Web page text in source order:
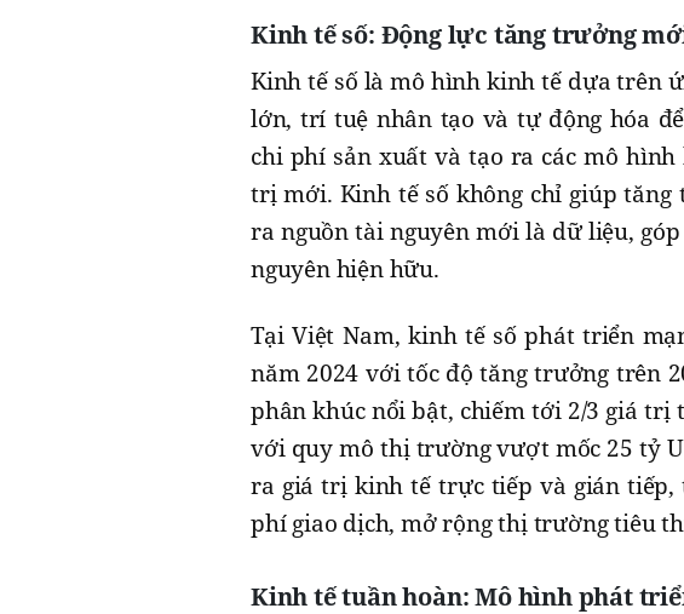
Kinh tế số: Động lực tăng trưởng
Kinh tế số là mô hình kinh tế dựa trên
lớn, trí tuệ nhân tạo và tự động hóa
chi phí sản xuất và tạo ra các mô
trị mới. Kinh tế số không chỉ giúp tăng
ra nguồn tài nguyên mới là dữ liệu,
nguyên hiện hữu.
Tại Việt Nam, kinh tế số phát triển
năm 2024 với tốc độ tăng trưởng trên
phân khúc nổi bật, chiếm tới 2/3 giá trị
với quy mô thị trường vượt mốc 25 tỷ
ra giá trị kinh tế trực tiếp và gián tiếp,
phí giao dịch, mở rộng thị trường tiêu
Kinh tế tuần hoàn: Mô hình phát